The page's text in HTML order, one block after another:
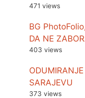
471 views
BG
DA NE
403 views
SARAJEVU
373 views